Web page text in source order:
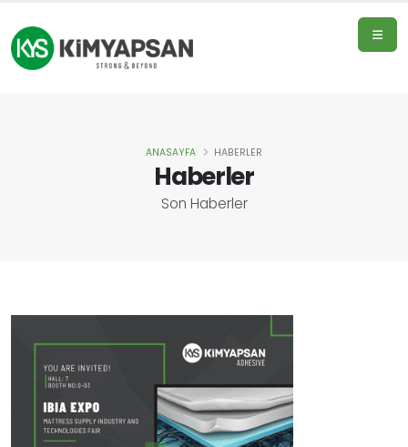
Hakkımızda
İLETİŞİM
Haberler
Son Haberler
ANASAYFA HABERLER